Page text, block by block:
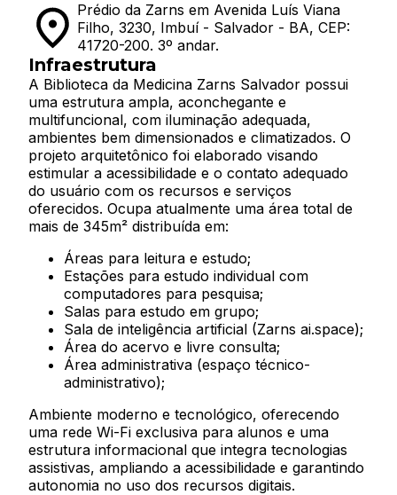
Prédio da Zarns em Avenida Luís Viana
Filho, 3230, Imbuí - Salvador - BA, CEP:
41720-200. 3º andar.
Infraestrutura
A Biblioteca da Medicina Zarns Salvador possui
uma estrutura ampla, aconchegante e
multifuncional, com iluminação adequada,
ambientes bem dimensionados e climatizados. O
projeto arquitetônico foi elaborado visando
estimular a acessibilidade e o contato adequado
do usuário com os recursos e serviços
oferecidos. Ocupa atualmente uma área total de
mais de 345m² distribuída em:
Áreas para leitura e estudo;
Estações para estudo individual com
computadores para pesquisa;
Salas para estudo em grupo;
Sala de inteligência artificial (Zarns ai.space);
Área do acervo e livre consulta;
Área administrativa (espaço técnico-
administrativo);
Ambiente moderno e tecnológico, oferecendo
uma rede Wi-Fi exclusiva para alunos e uma
estrutura informacional que integra tecnologias
assistivas, ampliando a acessibilidade e garantindo
autonomia no uso dos recursos digitais.